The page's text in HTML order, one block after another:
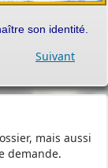
son identité.
Suivant
déposée, votre
son traitement.
mais aussi
demande.
rendez-